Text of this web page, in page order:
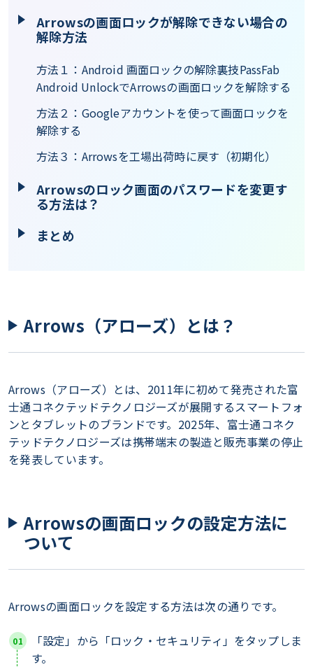
Arrowsの画面ロックが解除できない場合の
解除方法
方法１：Android 画面ロックの解除裏技PassFab
Android UnlockでArrowsの画面ロックを解除する
方法２：Googleアカウントを使って画面ロックを
解除する
方法３：Arrowsを工場出荷時に戻す（初期化）
Arrowsのロック画面のパスワードを変更す
る方法は？
まとめ
Arrows（アローズ）とは？
Arrows（アローズ）とは、2011年に初めて発売された富
士通コネクテッドテクノロジーズが展開するスマートフォ
ンとタブレットのブランドです。2025年、富士通コネク
テッドテクノロジーズは携帯端末の製造と販売事業の停止
を発表しています。
Arrowsの画面ロックの設定方法に
ついて
Arrowsの画面ロックを設定する方法は次の通りです。
「設定」から「ロック・セキュリティ」をタップしま
す。